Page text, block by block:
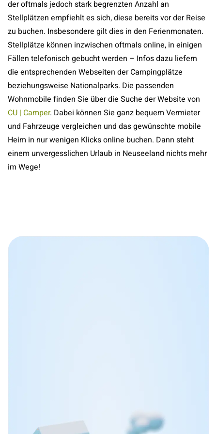
der oftmals jedoch stark begrenzten Anzahl an
Stellplätzen empfiehlt es sich, diese bereits vor der Reise
zu buchen. Insbesondere gilt dies in den Ferienmonaten.
Stellplätze können inzwischen oftmals online, in einigen
Fällen telefonisch gebucht werden – Infos dazu liefern
die entsprechenden Webseiten der Campingplätze
beziehungsweise Nationalparks. Die passenden
Wohnmobile finden Sie über die Suche der Website von
CU | Camper. Dabei können Sie ganz bequem Vermieter
und Fahrzeuge vergleichen und das gewünschte mobile
Heim in nur wenigen Klicks online buchen. Dann steht
einem unvergesslichen Urlaub in Neuseeland nichts mehr
im Wege!